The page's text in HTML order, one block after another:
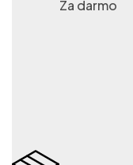
Za darmo